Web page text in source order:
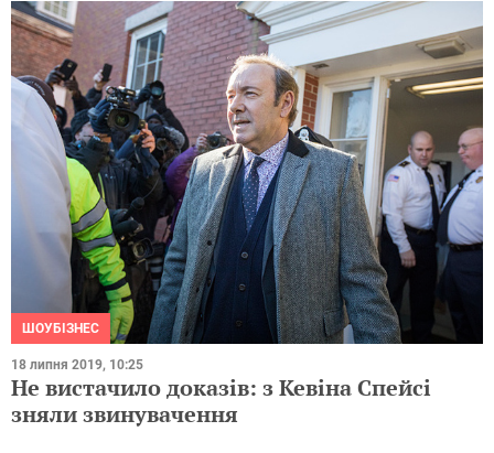
ШОУБІЗНЕС
18 липня 2019, 10:25
Не вистачило доказів: з Кевіна Спейсі
зняли звинувачення